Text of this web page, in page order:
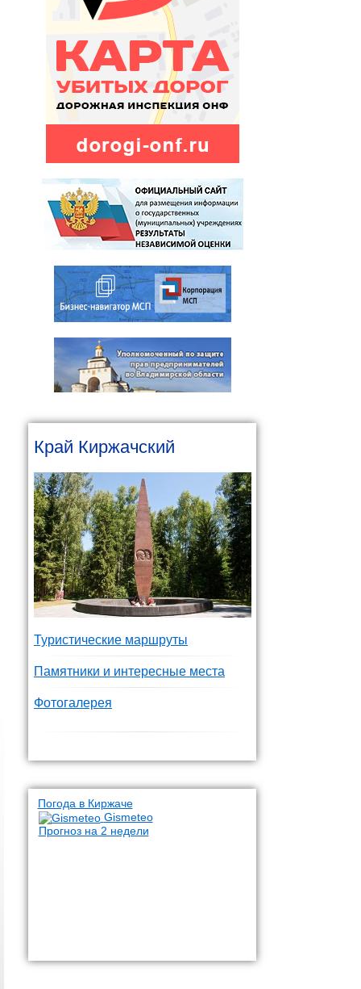
Край Киржачский
Туристические маршруты
Памятники и интересные места
Фотогалерея
Погода в Киржаче
Gismeteo
Прогноз на 2 недели